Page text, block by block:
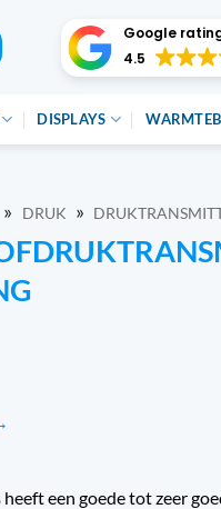
Google
4.5
DISPLAYS
» DRUK »
heeft een goede tot zeer